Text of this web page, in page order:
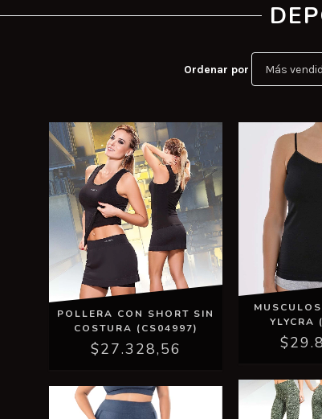
Ordenar por
POLLERA CON SHORT SIN
COSTURA (CS04997)
$27.328,56
YLYCRA